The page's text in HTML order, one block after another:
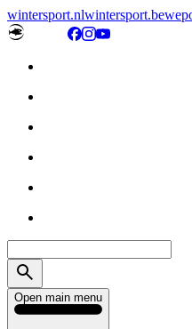
wintersport.nlwintersport.be
Open main menu